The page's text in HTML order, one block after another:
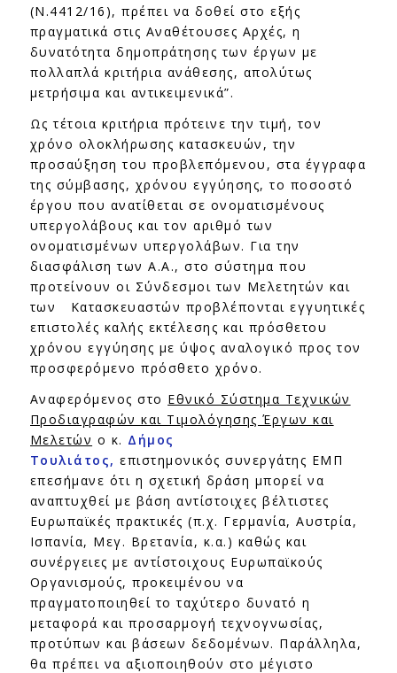
(N.4412/16), πρέπει να δοθεί στο εξής
πραγματικά στις Αναθέτουσες Αρχές, η
δυνατότητα δημοπράτησης των έργων με
πολλαπλά κριτήρια ανάθεσης, απολύτως
μετρήσιμα και αντικειμενικά”.
Ως τέτοια κριτήρια πρότεινε την τιμή, τον
χρόνο ολοκλήρωσης κατασκευών, την
προσαύξηση του προβλεπόμενου, στα έγγραφα
της σύμβασης, χρόνου εγγύησης, το ποσοστό
έργου που ανατίθεται σε ονοματισμένους
υπεργολάβους και τον αριθμό των
ονοματισμένων υπεργολάβων. Για την
διασφάλιση των Α.Α., στο σύστημα που
προτείνουν οι Σύνδεσμοι των Μελετητών και
των Κατασκευαστών προβλέπονται εγγυητικές
επιστολές καλής εκτέλεσης και πρόσθετου
χρόνου εγγύησης με ύψος αναλογικό προς τον
προσφερόμενο πρόσθετο χρόνο.
Αναφερόμενος στο Εθνικό Σύστημα Τεχνικών
Προδιαγραφών και Τιμολόγησης Έργων και
Μελετών ο κ. Δήμος
Τουλιάτος, επιστημονικός συνεργάτης ΕΜΠ
επεσήμανε ότι η σχετική δράση μπορεί να
αναπτυχθεί με βάση αντίστοιχες βέλτιστες
Ευρωπαϊκές πρακτικές (π.χ. Γερμανία, Αυστρία,
Ισπανία, Μεγ. Βρετανία, κ.α.) καθώς και
συνέργειες με αντίστοιχους Ευρωπαϊκούς
Οργανισμούς, προκειμένου να
πραγματοποιηθεί το ταχύτερο δυνατό η
μεταφορά και προσαρμογή τεχνογνωσίας,
προτύπων και βάσεων δεδομένων. Παράλληλα,
θα πρέπει να αξιοποιηθούν στο μέγιστο